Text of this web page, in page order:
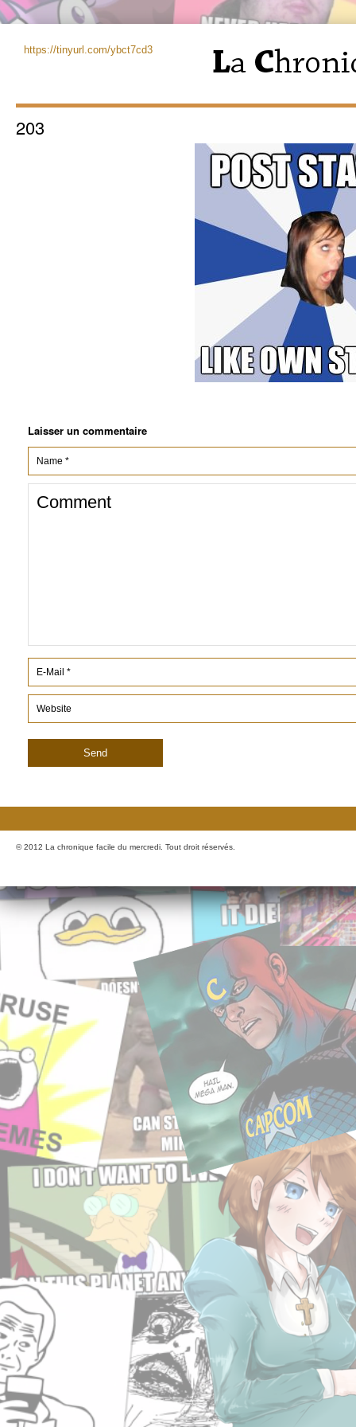
https://tinyurl.com/ybct7cd3
203
Laisser un commentaire
© 2012 La chronique facile du mercredi. Tout droit réservés.